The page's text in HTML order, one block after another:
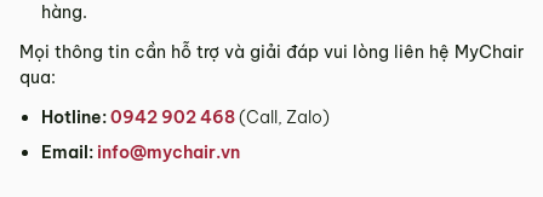
hàng.
Mọi thông tin cần hỗ trợ và giải đáp vui lòng liên hệ MyChair
qua:
Hotline:0942 902 468(Call, Zalo)
Email: info@mychair.vn